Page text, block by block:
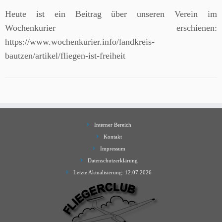
Heute ist ein Beitrag über unseren Verein im
Wochenkurier erschienen:
https://www.wochenkurier.info/landkreis-
bautzen/artikel/fliegen-ist-freiheit
Interner Bereich
Kontakt
Impressum
Datenschutzerklärung
Letzte Aktualisierung: 12.07.2026